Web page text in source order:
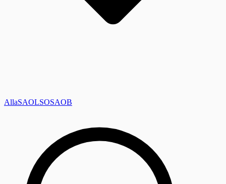
AllaSAOLSOSAOB